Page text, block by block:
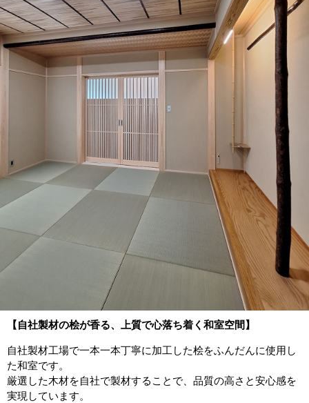
【自社製材の桧が香る、上質で心落ち着く和室空間】
自社製材工場で一本一本丁寧に加工した桧をふんだんに使用し
た和室です。
厳選した木材を自社で製材することで、品質の高さと安心感を
実現しています。